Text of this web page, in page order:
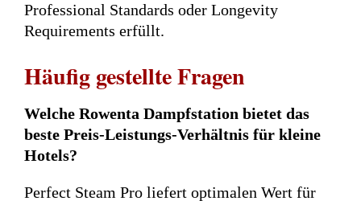
Professional Standards oder Longevity
Requirements erfüllt.
Häufig gestellte Fragen
Welche Rowenta Dampfstation bietet das
beste Preis-Leistungs-Verhältnis für kleine
Hotels?
Perfect Steam Pro liefert optimalen Wert für